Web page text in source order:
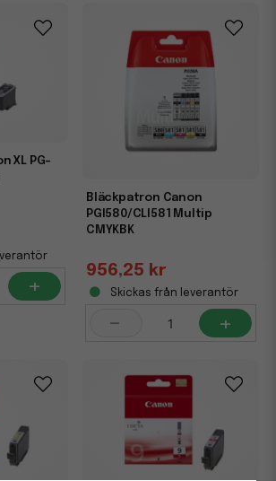
XL PG-
+
Bläckpatron Canon
PGI580/CLI581 Multip
CMYKBK
956,25 kr
Skickas från leverantör
- +